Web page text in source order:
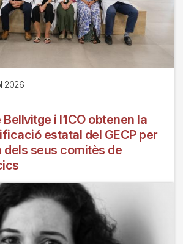
2026
Bellvitge i l’ICO obtenen la
estatal del GECP per
dels seus comitès de